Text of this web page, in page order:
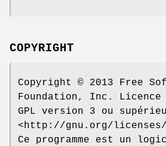
COPYRIGHT
Copyright © 2013 Free
Foundation, Inc. Licence
GPL version 3 ou
<http://gnu.org/
Ce programme est un